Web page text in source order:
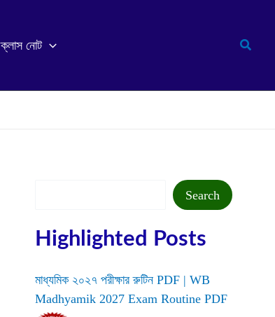
ক্লাস নোট Search
Search
Highlighted Posts
মাধ্যমিক ২০২৭ পরীক্ষার রুটিন PDF | WB
Madhyamik 2027 Exam Routine PDF